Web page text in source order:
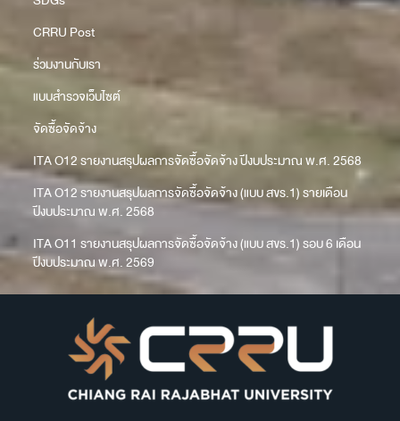
CRRU Post
ร่วมงานกับเรา
แบบสำรวจเว็บไซต์
จัดซื้อจัดจ้าง
ITA O12 รายงานสรุปผลการจัดซื้อจัดจ้าง ปีงบประมาณ พ.ศ. 2568
ITA O12 รายงานสรุปผลการจัดซื้อจัดจ้าง (แบบ สขร.1) รายเดือน
ปีงบประมาณ พ.ศ. 2568
ITA O11 รายงานสรุปผลการจัดซื้อจัดจ้าง (แบบ สขร.1) รอบ 6 เดือน
ปีงบประมาณ พ.ศ. 2569